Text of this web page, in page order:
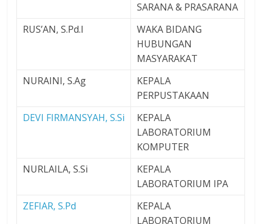
SARANA & PRASARANA
RUS’AN, S.Pd.I
WAKA BIDANG
HUBUNGAN
MASYARAKAT
NURAINI, S.Ag
KEPALA
PERPUSTAKAAN
DEVI FIRMANSYAH, S.Si
KEPALA
LABORATORIUM
KOMPUTER
NURLAILA, S.Si
KEPALA
LABORATORIUM IPA
ZEFIAR, S.Pd
KEPALA
LABORATORIUM